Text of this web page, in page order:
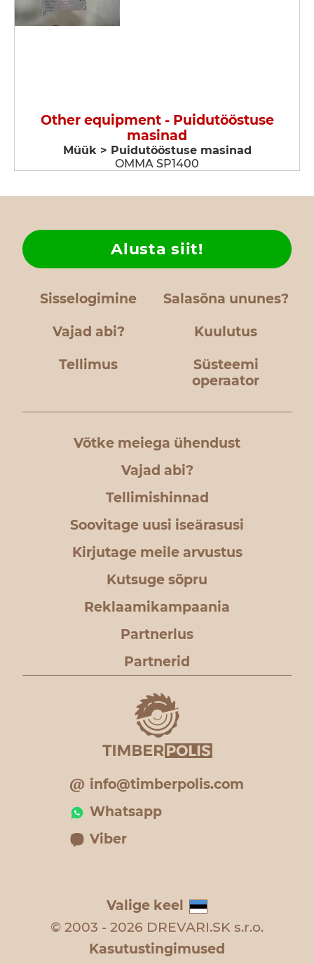
Other equipment - Puidutööstuse
masinad
Müük > Puidutööstuse masinad
OMMA SP1400
Sisselogimine Salasõna ununes?
Vajad abi?
Alusta siit!
Kuulutus
Tellimus
Süsteemi
operaator
Võtke meiega ühendust
Vajad abi?
Tellimishinnad
Soovitage uusi iseärasusi
Kirjutage meile arvustus
Kutsuge sõpru
Reklaamikampaania
Partnerlus
Partnerid
info@timberpolis.com
Whatsapp
Viber
Valige keel
© 2003 - 2026 DREVARI.SK s.r.o.
Kasutustingimused